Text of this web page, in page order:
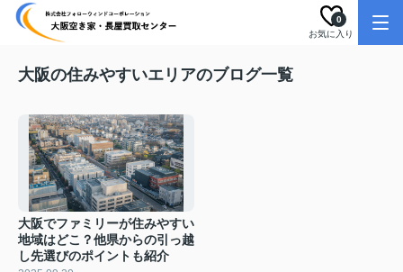
お気に入り
0
大阪の住みやすいエリアのブログ一覧
大阪でファミリーが住みやすい
地域はどこ？他県からの引っ越
し先選びのポイントも紹介